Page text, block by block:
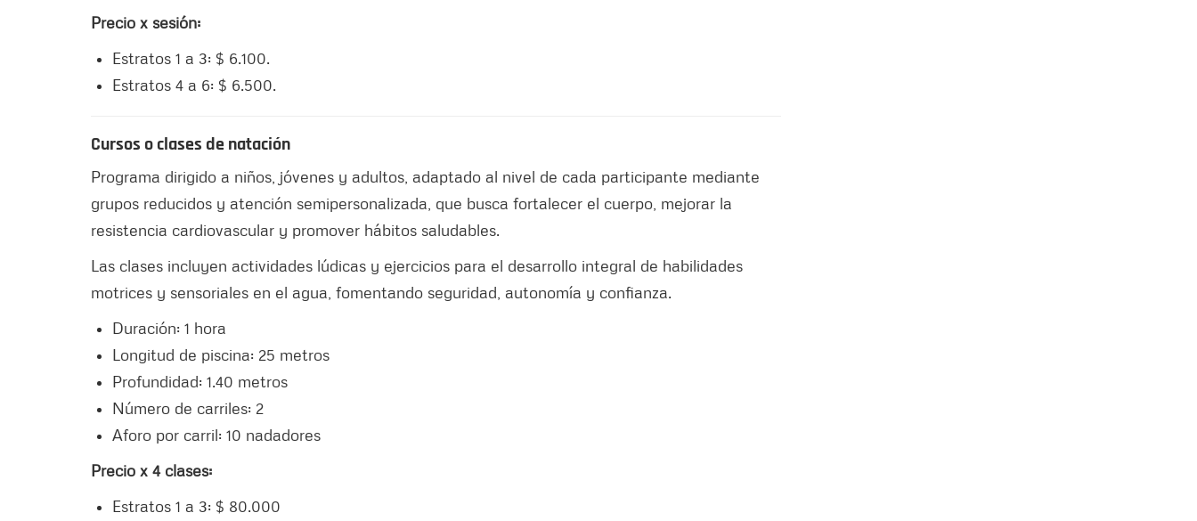
Precio x sesión:
Estratos 1 a 3: $ 6.100.
Estratos 4 a 6: $ 6.500.
Cursos o clases de natación
Programa dirigido a niños, jóvenes y adultos, adaptado al nivel de cada participante mediante
grupos reducidos y atención semipersonalizada, que busca fortalecer el cuerpo, mejorar la
resistencia cardiovascular y promover hábitos saludables.
Las clases incluyen actividades lúdicas y ejercicios para el desarrollo integral de habilidades
motrices y sensoriales en el agua, fomentando seguridad, autonomía y confianza.
Duración: 1 hora
Longitud de piscina: 25 metros
Profundidad: 1.40 metros
Número de carriles: 2
Aforo por carril: 10 nadadores
Precio x 4 clases:
Estratos 1 a 3: $ 80.000